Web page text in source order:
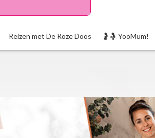
Reizen met De Roze Doos 🤰🤱 YooMum!